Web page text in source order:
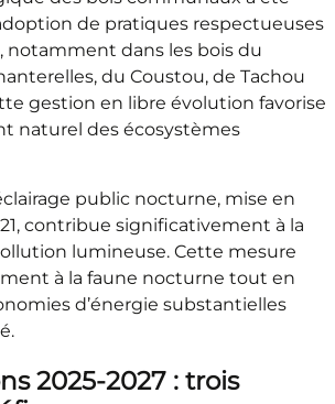
de pratiques respectueuses
notamment dans les bois du
du Coustou, de Tachou
gestion en libre évolution favorise
naturel des écosystèmes
public nocturne, mise en
contribue significativement à la
lumineuse. Cette mesure
à la faune nocturne tout en
d’énergie substantielles
2025-2027 : trois